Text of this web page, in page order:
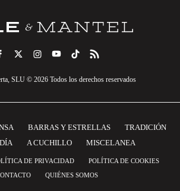
SLU © 2026 Todos los derechos reservados
BARRAS Y ESTRELLAS
TRADICIÓN
A CUCHILLO MISCELANEA
DE PRIVACIDAD
POLÍTICA DE COOKIES
QUIÉNES SOMOS